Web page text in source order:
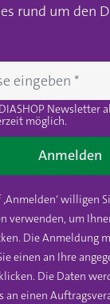
rund um den
Newsletter
möglich.
Anmelden
willigen
verwenden, um
Die Anmeldung
einen an Ihre
Die Daten
an einen